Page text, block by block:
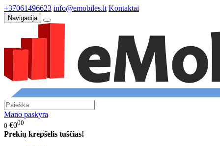
+37061496623 info@emobiles.lt Kontaktai
Navigacija
Mano paskyra
0 €000
Prekių krepšelis tuščias!